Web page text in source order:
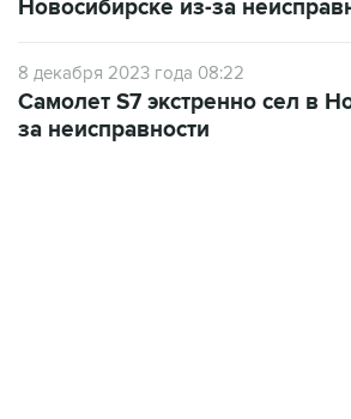
Новосибирске из-за
8 декабря 2023 года 08:22
Самолет S7 экстренно сел в
за неисправности